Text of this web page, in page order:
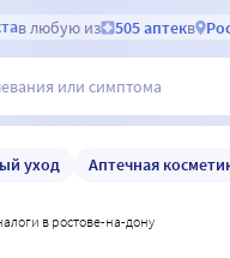
в любую из 505 аптекв
уход Аптечная
в ростове-на-дону